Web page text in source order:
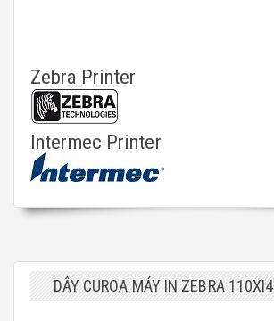
Zebra Printer
Intermec Printer
DÂY CUROA MÁY IN ZEBRA 110XI4